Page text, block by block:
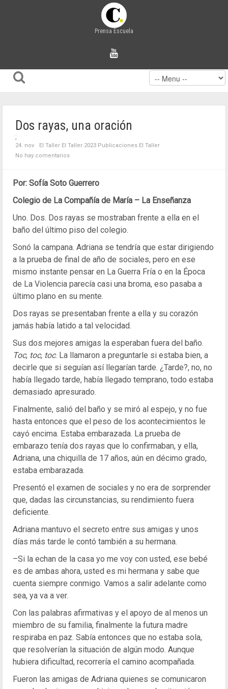
Prensa Escuela
Dos rayas, una oración
;
24. nov El Taller El Taller 2023 Publicaciones El Taller
No hay comentarios
Por: Sofía Soto Guerrero
Colegio de La Compañía de María – La Enseñanza
Uno. Dos. Dos rayas se mostraban frente a ella en el
baño del último piso del colegio.
Sonó la campana. Adriana se tendría que estar dirigiendo
a la prueba de final de año de sociales, pero en ese
mismo instante pensar en La Guerra Fría o en la Época
de La Violencia parecía casi una broma, eso pasaba a
último plano en su mente.
Dos rayas se presentaban frente a ella y su corazón
jamás había latido a tal velocidad.
Sus dos mejores amigas la esperaban fuera del baño.
Toc, toc, toc. La llamaron a preguntarle si estaba bien, a
decirle que si seguían así llegarían tarde. ¿Tarde?, no, no
había llegado tarde, había llegado temprano, todo estaba
demasiado apresurado.
Finalmente, salió del baño y se miró al espejo, y no fue
hasta entonces que el peso de los acontecimientos le
cayó encima. Estaba embarazada. La prueba de
embarazo tenía dos rayas que lo confirmaban, y ella,
Adriana, una chiquilla de 17 años, aún en décimo grado,
estaba embarazada.
Presentó el examen de sociales y no era de sorprender
que, dadas las circunstancias, su rendimiento fuera
deficiente.
Adriana mantuvo el secreto entre sus amigas y unos
días más tarde le contó también a su hermana.
–Si la echan de la casa yo me voy con usted, ese bebé
es de ambas ahora, usted es mi hermana y sabe que
cuenta siempre conmigo. Vamos a salir adelante como
sea, ya va a ver.
Con las palabras afirmativas y el apoyo de al menos un
miembro de su familia, finalmente la futura madre
respiraba en paz. Sabía entonces que no estaba sola,
que resolverían la situación de algún modo. Aunque
hubiera dificultad, recorrería el camino acompañada.
Fueron las amigas de Adriana quienes se comunicaron